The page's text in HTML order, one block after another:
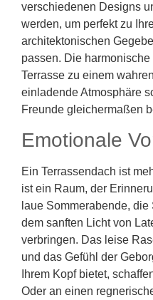
verschiedenen Designs
werden, um perfekt zu
architektonischen
passen. Die
Terrasse zu einem
einladende Atmosphäre
Freunde gleichermaßen
Emotionale
Ein Terrassendach ist
ist ein Raum, der
laue Sommerabende,
dem sanften Licht von
verbringen. Das leise
und das Gefühl der
Ihrem Kopf bietet,
Oder an einen